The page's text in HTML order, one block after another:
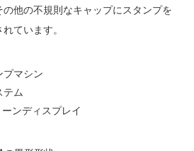
の他の不規則なキャップにスタンプを
ています。
プマシン
テム
ンディスプレイ